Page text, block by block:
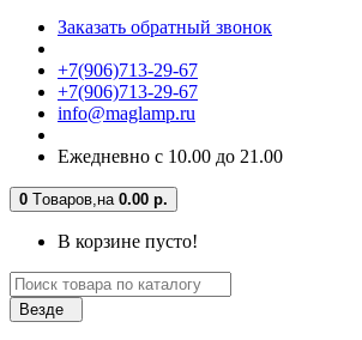
Заказать обратный звонок
+7(906)713-29-67
+7(906)713-29-67
info@maglamp.ru
Ежедневно с 10.00 до 21.00
0 Tоваров,на 0.00 р.
В корзине пусто!
Везде